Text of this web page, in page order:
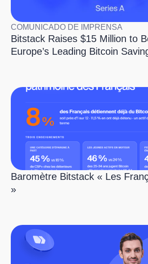
COMUNICADO DE IMPRENSA
Bitstack Raises $15 Million to
Europe’s Leading Bitcoin
Baromètre Bitstack « Les
»